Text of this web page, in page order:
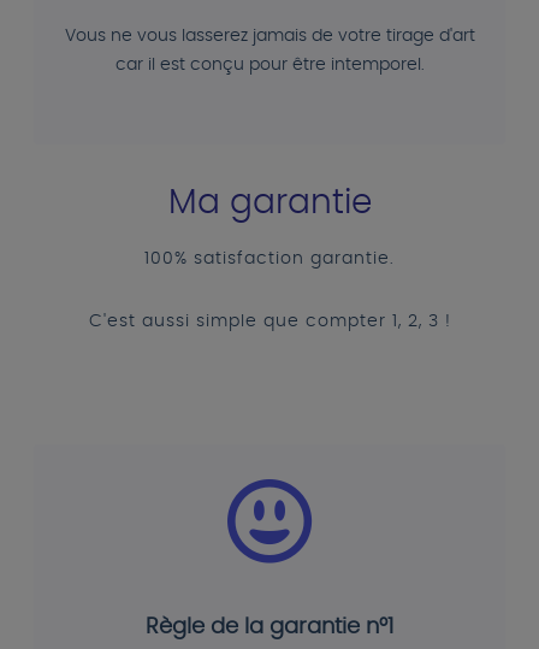
Vous ne vous lasserez jamais de votre tirage d'art
car il est conçu pour être intemporel.
Ma garantie
100% satisfaction garantie.
C'est aussi simple que compter 1, 2, 3 !
Règle de la garantie n°1